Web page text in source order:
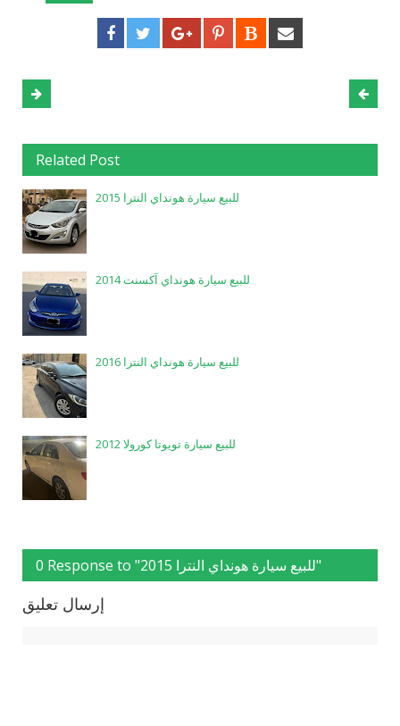
Related Post
للبيع سيارة هونداي النترا 2015
للبيع سيارة هونداي آكسنت 2014
للبيع سيارة هونداي النترا 2016
للبيع سيارة تويوتا كورولا 2012
0 Response to "للبيع سيارة هونداي النترا 2015"
إرسال تعليق